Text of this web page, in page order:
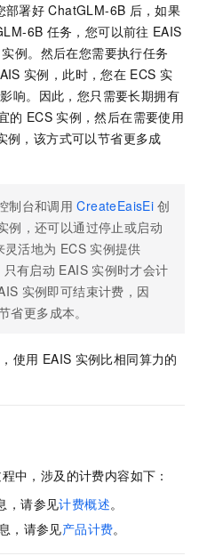
部署好 ChatGLM-6B 后，如果
6B 任务，您可以前往 EAIS
实例。然后在您需要执行任务
实例，此时，您在 ECS 实
响。因此，您只需要长期拥有
的 ECS 实例，然后在需要使用
例，该方式可以节省更多成
制台和调用 CreateEaisEi 创
例，还可以通过停止或启动
灵活地为 ECS 实例提供
只有启动 EAIS 实例时才会计
实例即可结束计费，因
省更多成本。
使用 EAIS 实例比相同算力的
中，涉及的计费内容如下：
，请参见计费概述。
，请参见产品计费。